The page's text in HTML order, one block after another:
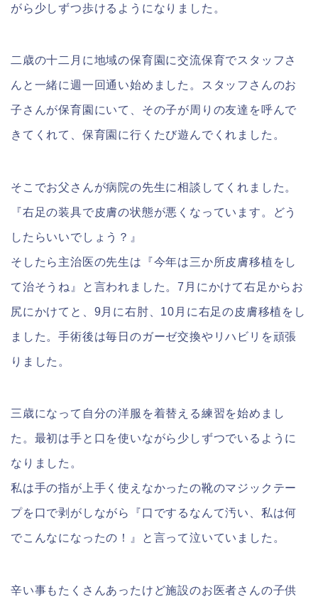
がら少しずつ歩けるようになりました。
二歳の十二月に地域の保育園に交流保育でスタッフさ
んと一緒に週一回通い始めました。スタッフさんのお
子さんが保育園にいて、その子が周りの友達を呼んで
きてくれて、保育園に行くたび遊んでくれました。
そこでお父さんが病院の先生に相談してくれました。
『右足の装具で皮膚の状態が悪くなっています。どう
したらいいでしょう？』
そしたら主治医の先生は『今年は三か所皮膚移植をし
て治そうね』と言われました。7月にかけて右足からお
尻にかけてと、9月に右肘、10月に右足の皮膚移植をし
ました。手術後は毎日のガーゼ交換やリハビリを頑張
りました。
三歳になって自分の洋服を着替える練習を始めまし
た。最初は手と口を使いながら少しずつでいるように
なりました。
私は手の指が上手く使えなかったの靴のマジックテー
プを口で剥がしながら『口でするなんて汚い、私は何
でこんなになったの！』と言って泣いていました。
辛い事もたくさんあったけど施設のお医者さんの子供